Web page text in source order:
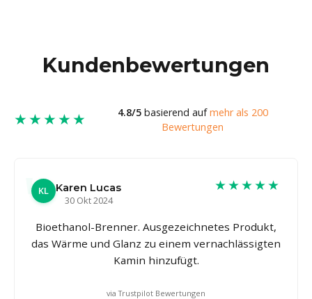
Kundenbewertungen
★★★★★ 4.8/5basierend aufmehr als 200
Bewertungen
KL
Karen Lucas
30 Okt 2024
★★★★★
Bioethanol-Brenner. Ausgezeichnetes Produkt,
das Wärme und Glanz zu einem vernachlässigten
Kamin hinzufügt.
via Trustpilot Bewertungen